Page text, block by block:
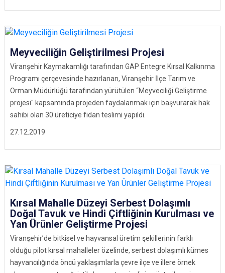
27.12.2019
Meyveciliğin Geliştirilmesi Projesi
Viranşehir Kaymakamlığı tarafından GAP Entegre Kırsal Kalkınma
Programı çerçevesinde hazırlanan, Viranşehir İlçe Tarım ve
Orman Müdürlüğü tarafından yürütülen “Meyveciliği Geliştirme
projesi" kapsamında projeden faydalanmak için başvurarak hak
sahibi olan 30 üreticiye fidan teslimi yapıldı.
Kırsal Mahalle Düzeyi Serbest Dolaşımlı
Doğal Tavuk ve Hindi Çiftliğinin Kurulması ve
Yan Ürünler Geliştirme Projesi
Viranşehir’de bitkisel ve hayvansal üretim şekillerinin farklı
olduğu pilot kırsal mahalleler özelinde, serbest dolaşımlı kümes
hayvancılığında öncü yaklaşımlarla çevre ilçe ve illere örnek